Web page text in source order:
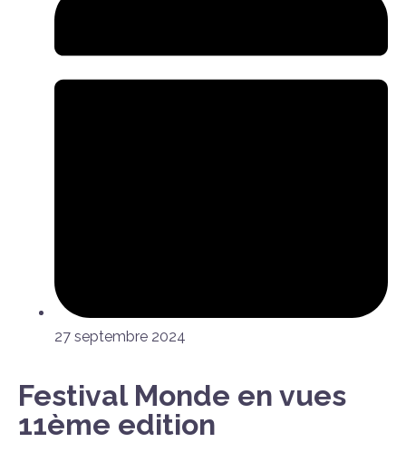
27 septembre 2024
Festival Monde en vues
11ème edition